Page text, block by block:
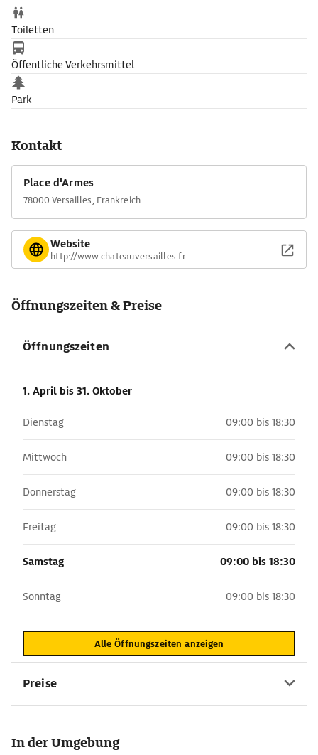
bediente, und einer Kopie seines berühmten Porträts über dem
Kamin war einst der Thronsaal.
Toiletten
Öffentliche Verkehrsmittel
Park
Kontakt
Place d'Armes
78000 Versailles, Frankreich
Website
http://www.chateauversailles.fr
Öffnungszeiten & Preise
Öffnungszeiten
1. April bis 31. Oktober
Dienstag 09:00 bis 18:30
Mittwoch 09:00 bis 18:30
Donnerstag 09:00 bis 18:30
Freitag 09:00 bis 18:30
Samstag 09:00 bis 18:30
Sonntag 09:00 bis 18:30
Alle Öffnungszeiten anzeigen
Preise
In der Umgebung